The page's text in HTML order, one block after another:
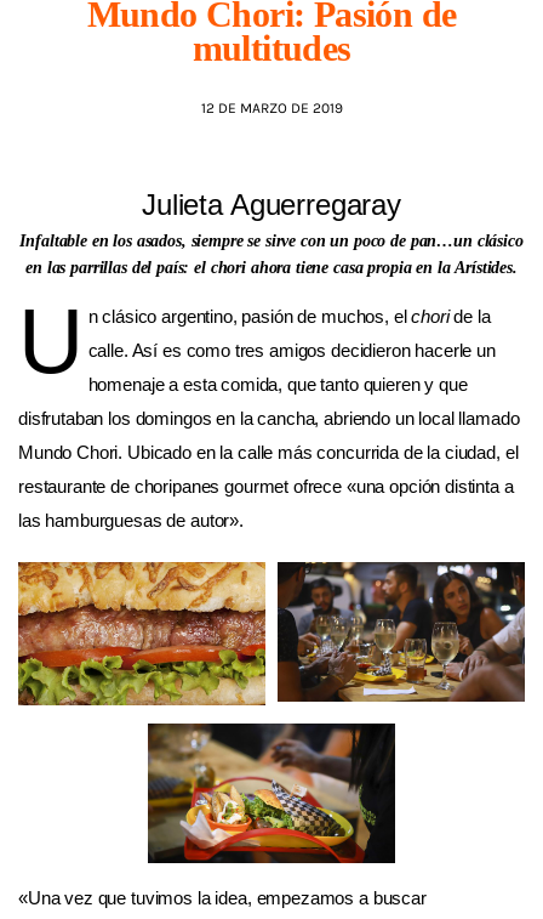
Mundo Chori: Pasión de
multitudes
12 DE MARZO DE 2019
Julieta Aguerregaray
Infaltable en los asados, siempre se sirve con un poco de pan…un clásico
en las parrillas del país: el chori ahora tiene casa propia en la Arístides.
U n clásico argentino, pasión de muchos, elchoride la
calle. Así es como tres amigos decidieron hacerle un
homenaje a esta comida, que tanto quieren y que
disfrutaban los domingos en la cancha, abriendo un local llamado
Mundo Chori. Ubicado en la calle más concurrida de la ciudad, el
restaurante de choripanes gourmet ofrece «una opción distinta a
las hamburguesas de autor».
«Una vez que tuvimos la idea, empezamos a buscar